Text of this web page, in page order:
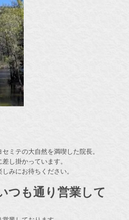
ミテの大自然を満喫した院長。
し掛かっています。
みにお待ちください。
つも通り営業して